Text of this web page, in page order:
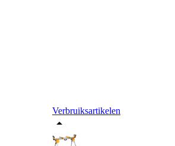
Verbruiksartikelen